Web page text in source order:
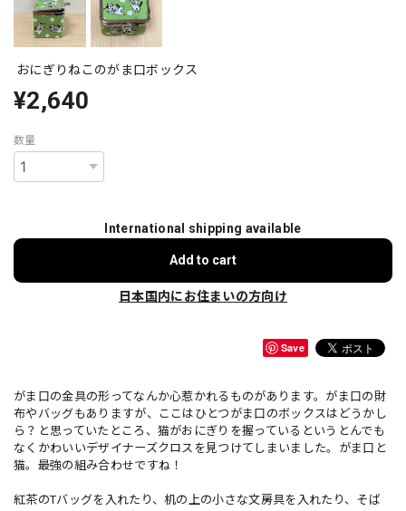
おにぎりねこのがま口ボックス
¥2,640
数量
International shipping available
Add to cart
日本国内にお住まいの方向け
Save
がま口の金具の形ってなんか心惹かれるものがあります。がま口の財
布やバッグもありますが、ここはひとつがま口のボックスはどうかし
ら？と思っていたところ、猫がおにぎりを握っているというとんでも
なくかわいいデザイナーズクロスを見つけてしまいました。がま口と
猫。最強の組み合わせですね！
紅茶のTバッグを入れたり、机の上の小さな文房具を入れたり、そば